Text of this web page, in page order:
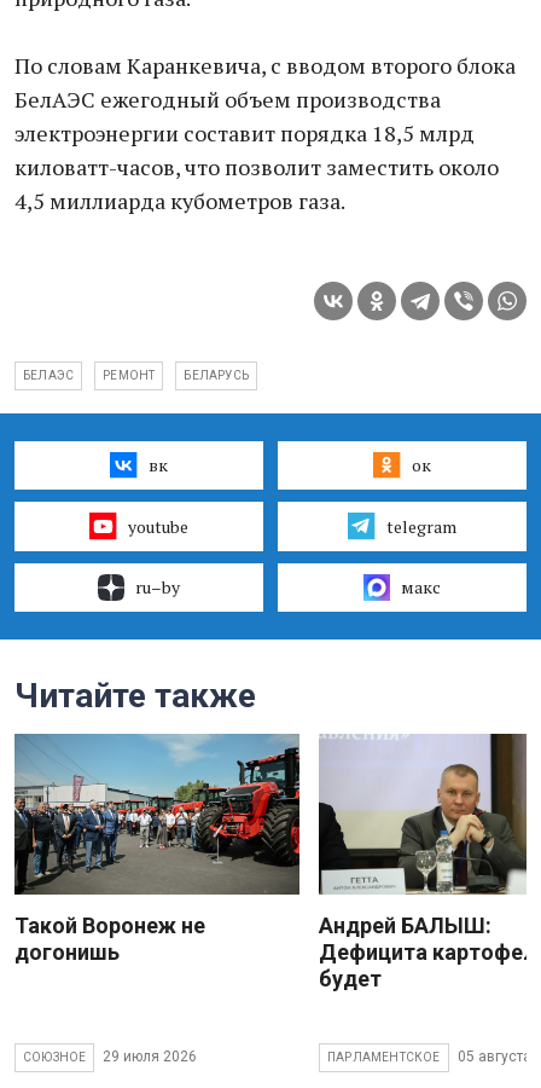
По словам Каранкевича, с вводом второго блока
БелАЭС ежегодный объем производства
электроэнергии составит порядка 18,5 млрд
киловатт-часов, что позволит заместить около
4,5 миллиарда кубометров газа.
БЕЛАЭС РЕМОНТ БЕЛАРУСЬ
вк ок
youtube telegram
ru–by макс
Читайте также
Такой Воронеж не
догонишь
СОЮЗНОЕ 29 июля 2026
Андрей БАЛЫШ:
Дефицита
будет
ПАРЛАМЕНТСКОЕ 05 августа